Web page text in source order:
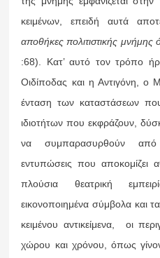
κειμένων, επειδή αυτά
αποθήκες πολιτιστικής
:68). Κατ’ αυτό τον τρόπο
Οιδίποδας και η Αντιγόνη,
ένταση των καταστάσεων
ιδιοτήτων που εκφράζουν,
να συμπαρασυρθούν από
εντυπώσεις που αποκομίζει
πλούσια θεατρική
εικονοποιημένα σύμβολα και
κειμένου αντικείμενα, οι
χώρου και χρόνου, όπως